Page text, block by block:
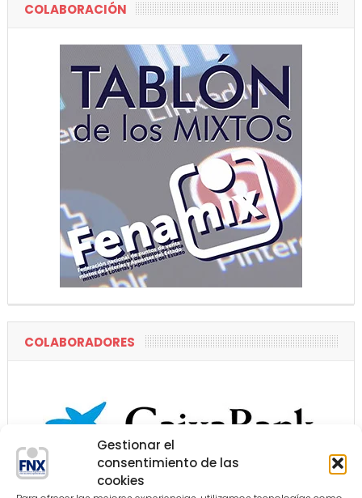
Gestionar el
consentimiento de las
cookies
COLABORACIÓN
COLABORADORES